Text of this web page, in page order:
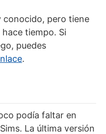
conocido, pero tiene
tiempo. Si
puedes
.
podía faltar en
La última versión